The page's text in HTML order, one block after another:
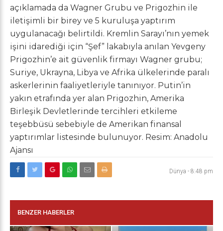
açıklamada da Wagner Grubu ve Prigozhin ile
iletişimli bir birey ve 5 kuruluşa yaptırım
uygulanacağı belirtildi. Kremlin Sarayı’nın yemek
işini idarediği için “Şef” lakabıyla anılan Yevgeny
Prigozhin’e ait güvenlik firmayı Wagner grubu;
Suriye, Ukrayna, Libya ve Afrika ülkelerinde paralı
askerlerinin faaliyetleriyle tanınıyor. Putin’in
yakın etrafında yer alan Prigozhin, Amerika
Birleşik Devletlerinde tercihleri etkileme
teşebbüsü sebebiyle de Amerikan finansal
yaptırımlar listesinde bulunuyor. Resim: Anadolu
Ajansı
Dünya - 8:48 pm
BENZER HABERLER